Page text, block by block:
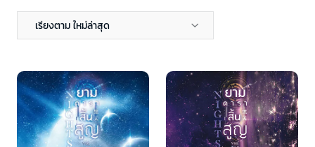
เรียงตาม ใหม่ล่าสุด